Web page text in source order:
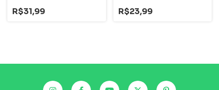
R$31,99 R$23,99